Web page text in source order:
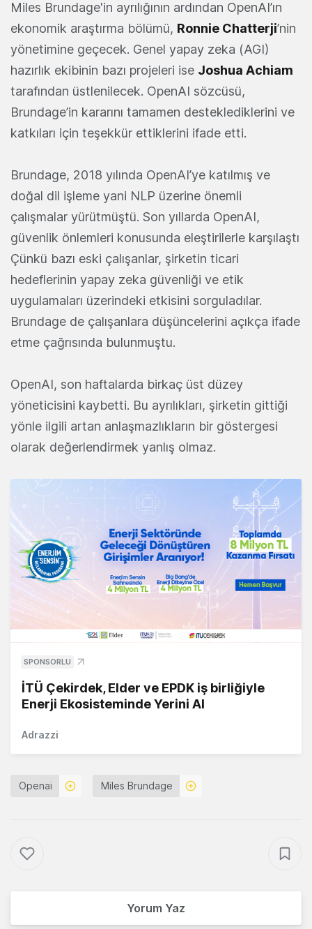
Miles Brundage'in ayrılığının ardından OpenAI’ın
ekonomik araştırma bölümü, Ronnie Chatterji’nin
yönetimine geçecek. Genel yapay zeka (AGI)
hazırlık ekibinin bazı projeleri ise Joshua Achiam
tarafından üstlenilecek. OpenAI sözcüsü,
Brundage’in kararını tamamen desteklediklerini ve
katkıları için teşekkür ettiklerini ifade etti.
Brundage, 2018 yılında OpenAI’ye katılmış ve
doğal dil işleme yani NLP üzerine önemli
çalışmalar yürütmüştü. Son yıllarda OpenAI,
güvenlik önlemleri konusunda eleştirilerle karşılaştı
Çünkü bazı eski çalışanlar, şirketin ticari
hedeflerinin yapay zeka güvenliği ve etik
uygulamaları üzerindeki etkisini sorguladılar.
Brundage de çalışanlara düşüncelerini açıkça ifade
etme çağrısında bulunmuştu.
OpenAI, son haftalarda birkaç üst düzey
yöneticisini kaybetti. Bu ayrılıkları, şirketin gittiği
yönle ilgili artan anlaşmazlıkların bir göstergesi
olarak değerlendirmek yanlış olmaz.
SPONSORLU
İTÜ Çekirdek, Elder ve EPDK iş birliğiyle
Enerji Ekosisteminde Yerini Al
Adrazzi
Openai Miles Brundage
Yorum Yaz